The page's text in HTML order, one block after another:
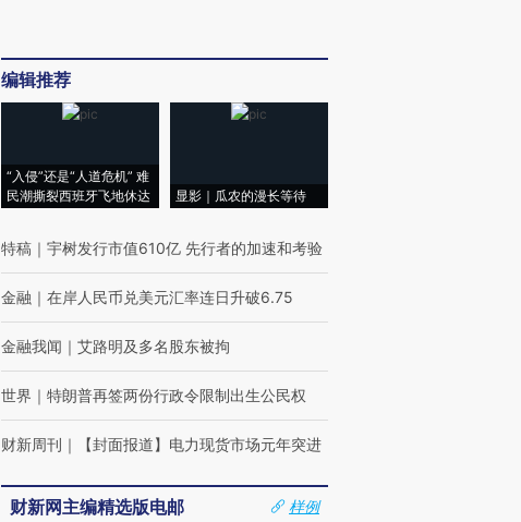
编辑推荐
“入侵”还是“人道危机” 难
民潮撕裂西班牙飞地休达
显影｜瓜农的漫长等待
特稿 ｜ 宇树发行市值610亿 先行者的加速和考验
金融 ｜ 在岸人民币兑美元汇率连日升破6.75
金融我闻 ｜ 艾路明及多名股东被拘
世界 ｜ 特朗普再签两份行政令限制出生公民权
财新周刊 ｜ 【封面报道】电力现货市场元年突进
财新网主编精选版电邮
样例